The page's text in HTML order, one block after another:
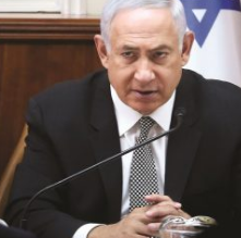
Israel
Israelische Wahlen 2026: Das ist
die Knesset – Vladimir Beliak